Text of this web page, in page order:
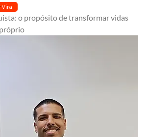
Viral
o propósito de transformar vidas